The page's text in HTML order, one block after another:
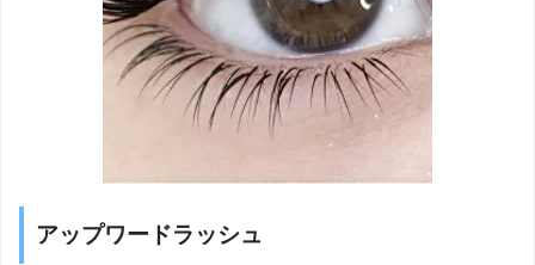
アップワードラッシュ